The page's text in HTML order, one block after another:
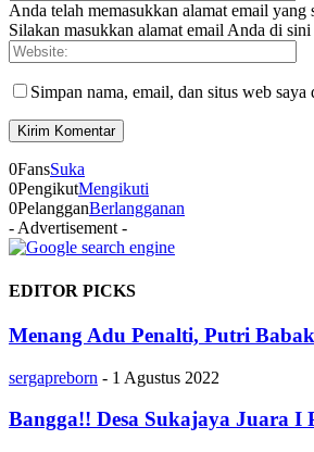
Anda telah memasukkan alamat email yang
Silakan masukkan alamat email Anda di sini
Simpan nama, email, dan situs web
0FansSuka
0PengikutMengikuti
0PelangganBerlangganan
- Advertisement -
EDITOR PICKS
Menang Adu Penalti, Putri
sergapreborn - 1 Agustus 2022
Bangga!! Desa Sukajaya Juara I